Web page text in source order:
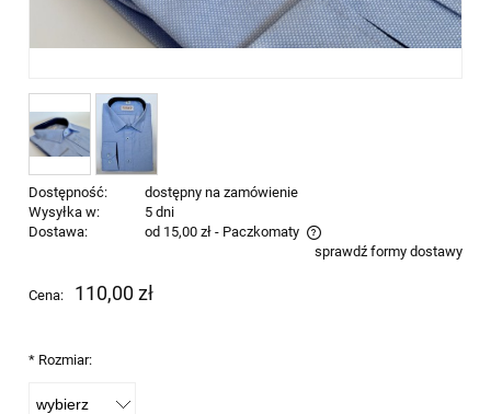
Dostępność:
dostępny na zamówienie
Wysyłka w:
5 dni
Dostawa:
od 15,00 zł - Paczkomaty
Cena nie zawiera ewentualnych kosztów płatnościsprawdź formy dostawy
Cena: 110,00 zł
* Rozmiar: